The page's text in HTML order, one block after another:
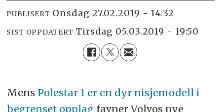
PUBLISERT onsdag 27.02.2019 - 14:32
SIST OPPDATERT tirsdag 05.03.2019 - 19:50
Mens Polestar 1 er en dyr nisjemodell i
begrenset opplag favner Volvos nye